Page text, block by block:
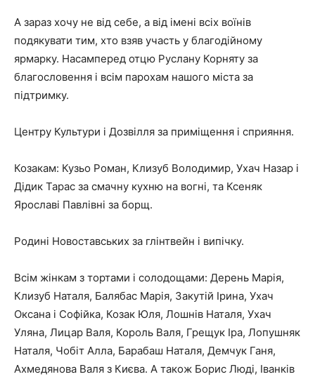
А зараз хочу не від себе, а від імені всіх воїнів
подякувати тим, хто взяв участь у благодійному
ярмарку. Насамперед отцю Руслану Корняту за
благословення і всім парохам нашого міста за
підтримку.
Центру Культури і Дозвілля за приміщення і сприяння.
Козакам: Кузьо Роман, Клизуб Володимир, Ухач Назар і
Дідик Тарас за смачну кухню на вогні, та Ксеняк
Ярославі Павлівні за борщ.
Родині Новоставських за глінтвейн і випічку.
Всім жінкам з тортами і солодощами: Дерень Марія,
Клизуб Наталя, Балябас Марія, Закутій Ірина, Ухач
Оксана і Софійка, Козак Юля, Лошнів Наталя, Ухач
Уляна, Лицар Валя, Король Валя, Грещук Іра, Лопушняк
Наталя, Чобіт Алла, Барабаш Наталя, Демчук Ганя,
Ахмедянова Валя з Києва. А також Борис Люді, Іванків